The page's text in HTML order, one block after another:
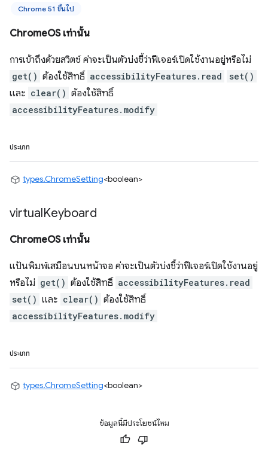
Chrome 51 ขึ้นไป
ChromeOS เท่านั้น
การเข้าถึงด้วยสวิตช์ ค่าจะเป็นตัวบ่งชี้ว่าฟีเจอร์เปิดใช้งานอยู่หรือไม่
get() ต้องใช้สิทธิ์ accessibilityFeatures.read set()
และ clear() ต้องใช้สิทธิ์
accessibilityFeatures.modify
ประเภท
types.ChromeSetting<boolean>
virtualKeyboard
ChromeOS เท่านั้น
แป้นพิมพ์เสมือนบนหน้าจอ ค่าจะเป็นตัวบ่งชี้ว่าฟีเจอร์เปิดใช้งานอยู่
หรือไม่ get() ต้องใช้สิทธิ์ accessibilityFeatures.read
set() และ clear() ต้องใช้สิทธิ์
accessibilityFeatures.modify
ประเภท
types.ChromeSetting<boolean>
ข้อมูลนี้มีประโยชน์ไหม